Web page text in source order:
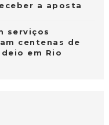
a aposta
serviços
centenas de
em Rio